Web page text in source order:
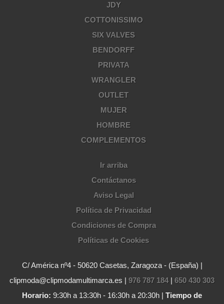
JDY
COTTONISSIMO
SIX VALVES
BENDORFF
PRIVATA
WRANGLER
OUTLET
MUJER
HOMBRE
COMPLEMENTOS
Ir arriba
Contáctanos
Aviso Legal
Política de Privacidad
Condiciones de Compra
Políticas de Cookies
C/ América nº4 - 50620 Casetas, Zaragoza - (España) |
clipmoda@clipmodamultimarca.es | 976 787 184| 650 430 303
Horario: 9:30h a 13:30h - 16:30h a 20:30h | Tiempo de